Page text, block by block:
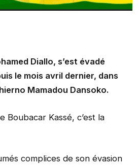
Diallo, s’est évadé
le mois avril dernier, dans
Mamadou Dansoko.
Kassé, c’est la
complices de son évasion